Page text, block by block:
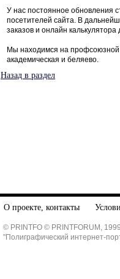
У нас постоянное обновления
посетителей сайта. В
заказов и онлайн
Мы находимся на профсоюзной
академическая и беляево.
Назад в раздел
О проекте, контакты
© PRINTFO © PRINTFORUM,
"Полиграфический интернет-